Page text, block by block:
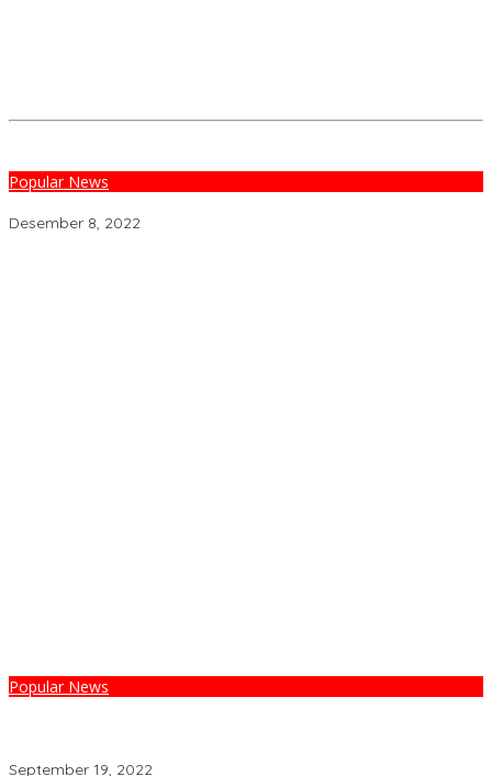
Popular News
Desember 8, 2022
Popular News
September 19, 2022